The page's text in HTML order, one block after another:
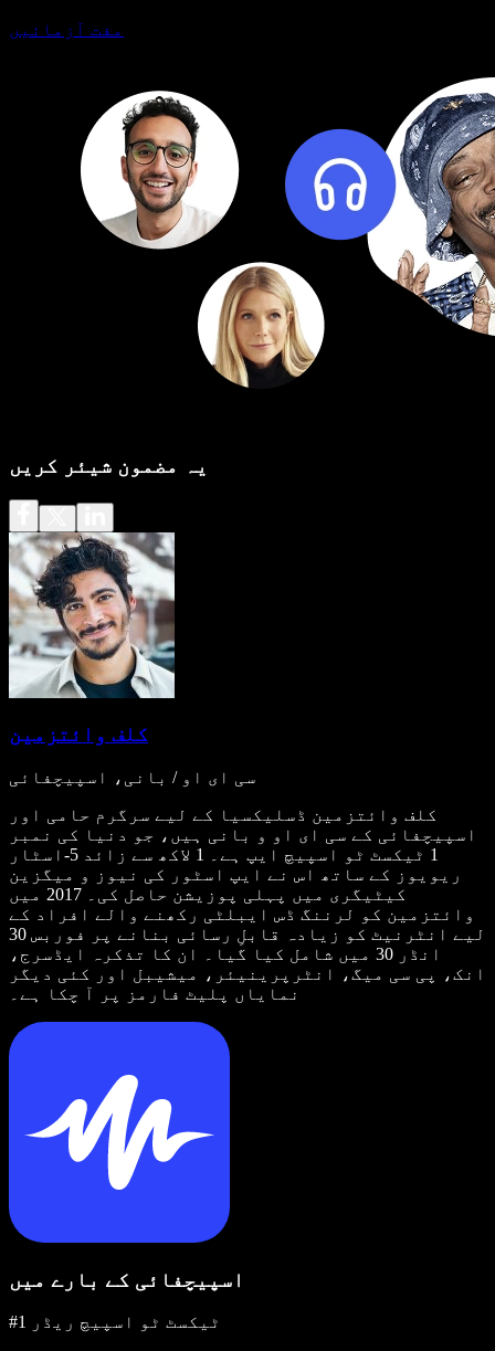
مفت آزمائیں
یہ مضمون شیئر کریں
کلف وائتزمین
سی ای او / بانی، اسپیچفائی
کلف وائتزمین ڈسلیکسیا کے لیے سرگرم حامی اور
اسپیچفائی کے سی ای او و بانی ہیں، جو دنیا کی نمبر
1 ٹیکسٹ ٹو اسپیچ ایپ ہے۔ 1 لاکھ سے زائد 5-اسٹار
ریویوز کے ساتھ اس نے ایپ اسٹور کی نیوز و میگزین
کیٹیگری میں پہلی پوزیشن حاصل کی۔ 2017 میں
وائتزمین کو لرننگ ڈس ایبلٹی رکھنے والے افراد کے
لیے انٹرنیٹ کو زیادہ قابلِ رسائی بنانے پر فوربس 30
انڈر 30 میں شامل کیا گیا۔ ان کا تذکرہ ایڈسرج،
انک، پی سی میگ، انٹرپرینیئر، میشیبل اور کئی دیگر
نمایاں پلیٹ فارمز پر آ چکا ہے۔
اسپیچفائی کے بارے میں
#1 ٹیکسٹ ٹو اسپیچ ریڈر